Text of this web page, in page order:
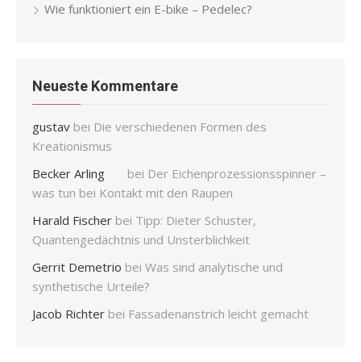
Wie funktioniert ein E-bike – Pedelec?
Neueste Kommentare
gustav bei Die verschiedenen Formen des
Kreationismus
Becker Arling
bei Der Eichenprozessionsspinner –
was tun bei Kontakt mit den Raupen
Harald Fischer bei Tipp: Dieter Schuster,
Quantengedächtnis und Unsterblichkeit
Gerrit Demetrio bei Was sind analytische und
synthetische Urteile?
Jacob Richter bei Fassadenanstrich leicht gemacht